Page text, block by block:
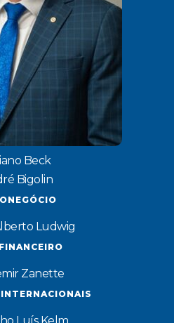
Beck
Bigolin
Ludwig
Zanette